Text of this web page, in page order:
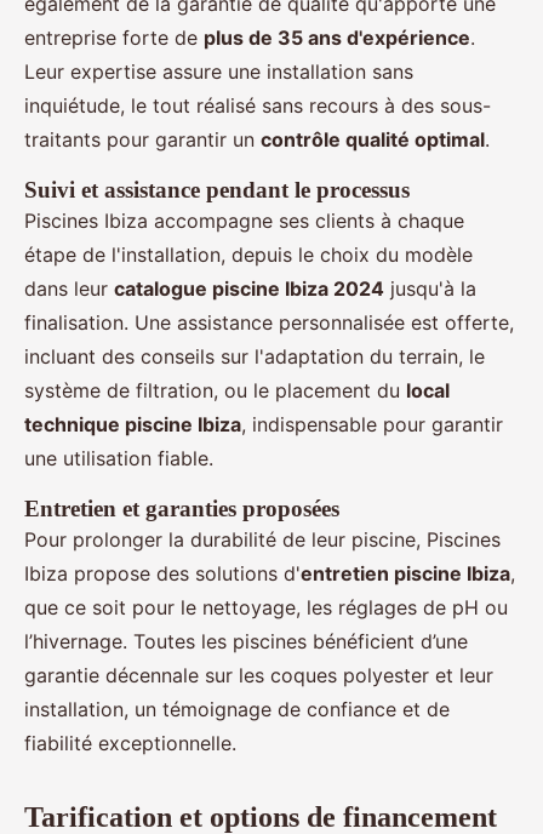
entreprise forte de plus de 35 ans d'expérience.
Leur expertise assure une installation sans
inquiétude, le tout réalisé sans recours à des sous-
traitants pour garantir un contrôle qualité optimal.
Suivi et assistance pendant le processus
Piscines Ibiza accompagne ses clients à chaque
étape de l'installation, depuis le choix du modèle
dans leur catalogue piscine Ibiza 2024 jusqu'à la
finalisation. Une assistance personnalisée est offerte,
incluant des conseils sur l'adaptation du terrain, le
système de filtration, ou le placement du local
technique piscine Ibiza, indispensable pour garantir
une utilisation fiable.
Entretien et garanties proposées
Pour prolonger la durabilité de leur piscine, Piscines
Ibiza propose des solutions d'entretien piscine Ibiza,
que ce soit pour le nettoyage, les réglages de pH ou
l’hivernage. Toutes les piscines bénéficient d’une
garantie décennale sur les coques polyester et leur
installation, un témoignage de confiance et de
fiabilité exceptionnelle.
Tarification et options de financement